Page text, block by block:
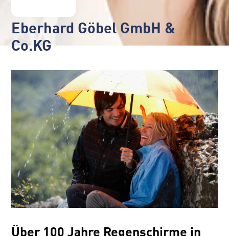
Eberhard Göbel GmbH &
Co.KG
Über 100 Jahre Regenschirme in